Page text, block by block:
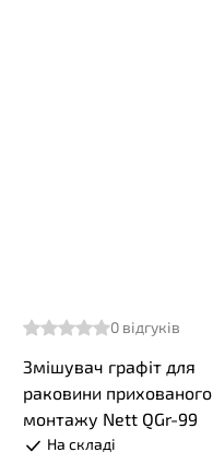
0 відгуків
Змішувач графіт для
раковини прихованого
монтажу Nett QGr-99
На складі